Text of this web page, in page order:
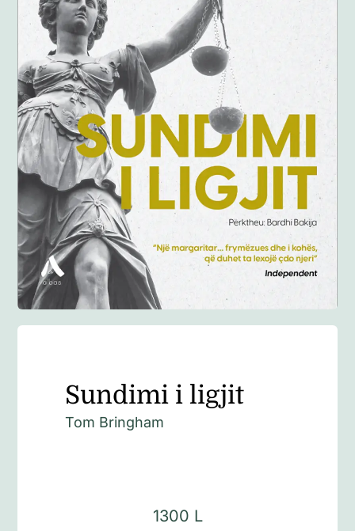
Anglisht
Ditarë
Evente
Blog
Sundimi i ligjit
Tom Bringham
1300 L